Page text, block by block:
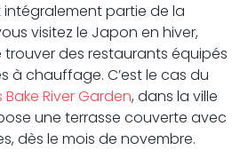
partie de la
visitez le Japon en hiver,
des restaurants équipés
à chauffage. C’est le cas du
Bake River Garden, dans la ville
une terrasse couverte avec
dès le mois de novembre.